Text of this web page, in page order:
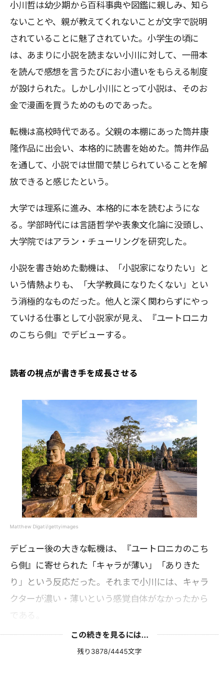
小川哲は幼少期から百科事典や図鑑に親しみ、知ら
ないことや、親が教えてくれないことが文字で説明
されていることに魅了されていた。小学生の頃に
は、あまりに小説を読まない小川に対して、一冊本
を読んで感想を言うたびにお小遣いをもらえる制度
が設けられた。しかし小川にとって小説は、そのお
金で漫画を買うためのものであった。
転機は高校時代である。父親の本棚にあった筒井康
隆作品に出会い、本格的に読書を始めた。筒井作品
を通して、小説では世間で禁じられていることを解
放できると感じたという。
大学では理系に進み、本格的に本を読むようにな
る。学部時代には言語哲学や表象文化論に没頭し、
大学院ではアラン・チューリングを研究した。
小説を書き始めた動機は、「小説家になりたい」と
いう情熱よりも、「大学教員になりたくない」とい
う消極的なものだった。他人と深く関わらずにやっ
ていける仕事として小説家が見え、『ユートロニカ
のこちら側』でデビューする。
読者の視点が書き手を成長させる
Matthew Digati/gettyimages
デビュー後の大きな転機は、『ユートロニカのこち
ら側』に寄せられた「キャラが薄い」「ありきた
り」という反応だった。それまで小川には、キャラ
クターが濃い・薄いという感覚自体がなかったから
である。
この続きを見るには...
残り3878/4445文字